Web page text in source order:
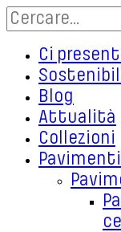
Ci
Blog
Attualità
Collezioni